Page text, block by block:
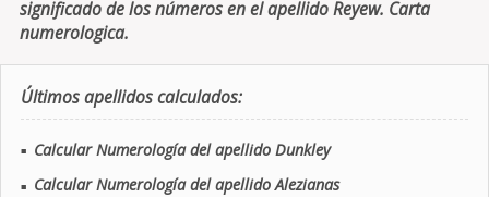
significado de los números en el apellido Reyew. Carta
numerologica.
Últimos apellidos calculados:
■ Calcular Numerología del apellido Dunkley
■ Calcular Numerología del apellido Alezianas